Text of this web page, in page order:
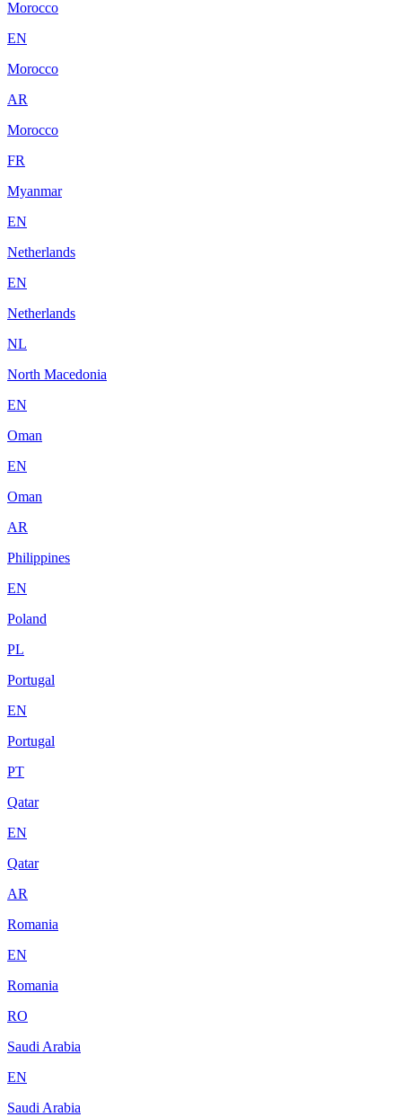
Morocco
EN
Morocco
AR
Morocco
FR
Myanmar
EN
Netherlands
EN
Netherlands
NL
North Macedonia
EN
Oman
EN
Oman
AR
Philippines
EN
Poland
PL
Portugal
EN
Portugal
PT
Qatar
EN
Qatar
AR
Romania
EN
Romania
RO
Saudi Arabia
EN
Saudi Arabia